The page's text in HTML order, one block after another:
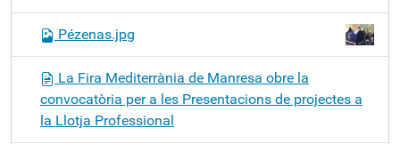
Pézenas.jpg
La Fira Mediterrània de Manresa obre la
convocatòria per a les Presentacions de projectes a
la Llotja Professional